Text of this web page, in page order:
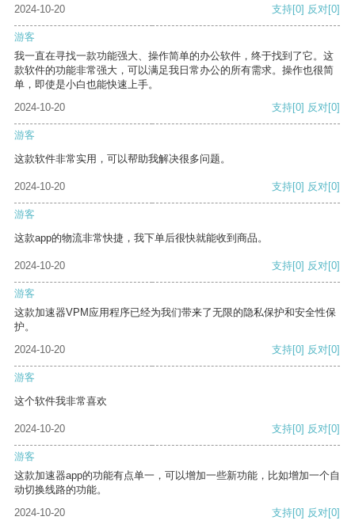
2024-10-20
支持[0] 反对[0]
游客
我一直在寻找一款功能强大、操作简单的办公软件，终于找到了它。这
款软件的功能非常强大，可以满足我日常办公的所有需求。操作也很简
单，即使是小白也能快速上手。
2024-10-20
支持[0] 反对[0]
游客
这款软件非常实用，可以帮助我解决很多问题。
2024-10-20 支持[0] 反对[0]
游客
这款app的物流非常快捷，我下单后很快就能收到商品。
2024-10-20 支持[0] 反对[0]
游客
这款加速器VPM应用程序已经为我们带来了无限的隐私保护和安全性保
护。
2024-10-20
支持[0] 反对[0]
游客
这个软件我非常喜欢
2024-10-20 支持[0] 反对[0]
游客
这款加速器app的功能有点单一，可以增加一些新功能，比如增加一个自
动切换线路的功能。
2024-10-20
支持[0] 反对[0]